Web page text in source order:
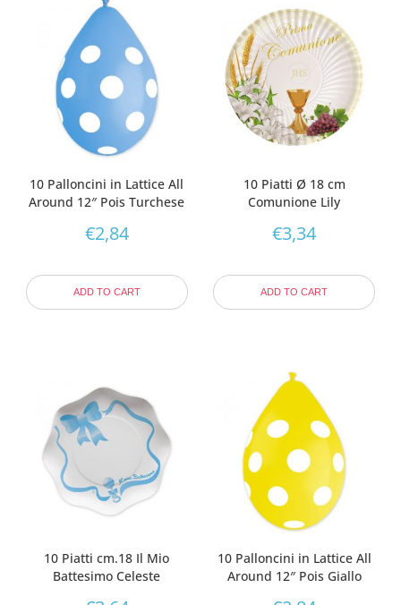
10 Palloncini in Lattice All
Around 12″ Pois Turchese
€2,84
ADD TO CART
10 Piatti Ø 18 cm
Comunione Lily
€3,34
ADD TO CART
10 Piatti cm.18 Il Mio
Battesimo Celeste
10 Palloncini in Lattice All
Around 12″ Pois Giallo